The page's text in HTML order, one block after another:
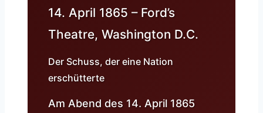
14. April 1865 – Ford’s
Theatre, Washington D.C.
Der Schuss, der eine Nation
erschütterte
Am Abend des 14. April 1865